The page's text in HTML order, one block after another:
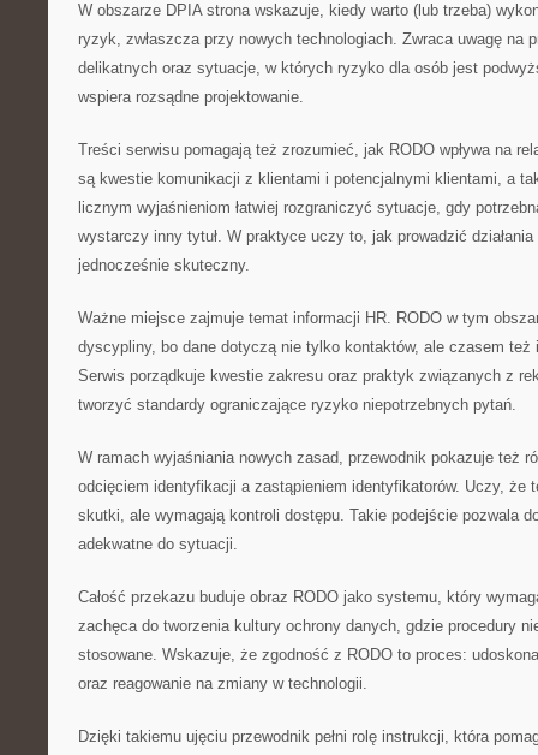
W obszarze DPIA strona wskazuje, kiedy warto (lub trzeba)
ryzyk, zwłaszcza przy nowych technologiach. Zwraca uwagę na
delikatnych oraz sytuacje, w których ryzyko dla osób jest
wspiera rozsądne projektowanie.
Treści serwisu pomagają też zrozumieć, jak RODO wpływa na
są kwestie komunikacji z klientami i potencjalnymi klientami, a
licznym wyjaśnieniom łatwiej rozgraniczyć sytuacje, gdy
wystarczy inny tytuł. W praktyce uczy to, jak prowadzić
jednocześnie skuteczny.
Ważne miejsce zajmuje temat informacji HR. RODO w tym
dyscypliny, bo dane dotyczą nie tylko kontaktów, ale czasem
Serwis porządkuje kwestie zakresu oraz praktyk związanych z
tworzyć standardy ograniczające ryzyko niepotrzebnych pytań.
W ramach wyjaśniania nowych zasad, przewodnik pokazuje też
odcięciem identyfikacji a zastąpieniem identyfikatorów. Uczy, że
skutki, ale wymagają kontroli dostępu. Takie podejście pozwala
adekwatne do sytuacji.
Całość przekazu buduje obraz RODO jako systemu, który
zachęca do tworzenia kultury ochrony danych, gdzie procedury
stosowane. Wskazuje, że zgodność z RODO to proces:
oraz reagowanie na zmiany w technologii.
Dzięki takiemu ujęciu przewodnik pełni rolę instrukcji, która